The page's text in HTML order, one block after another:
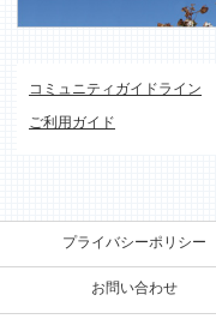
コミュニティガイドライン
ご利用ガイド
プライバシーポリシー
お問い合わせ